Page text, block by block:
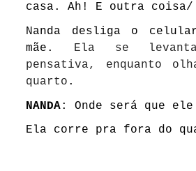
casa. Ah! E outra coisa/
Nanda desliga o
mãe. Ela se
pensativa, enquanto
quarto .
NANDA: Onde será que
Ela corre pra fora do